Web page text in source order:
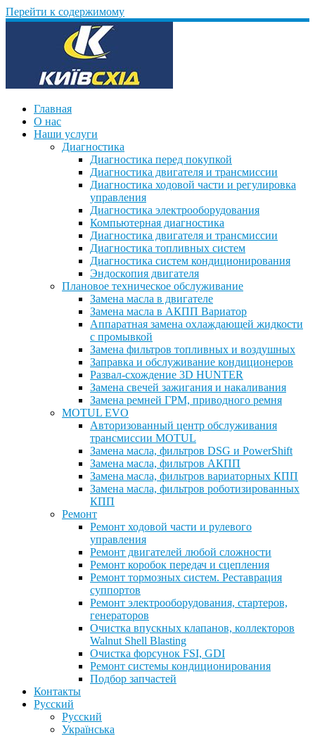
Перейти к содержимому
Главная
О нас
Наши услуги
Диагностика
Диагностика перед покупкой
Диагностика двигателя и трансмиссии
Диагностика ходовой части и регулировка
управления
Диагностика электрооборудования
Компьютерная диагностика
Диагностика двигателя и трансмиссии
Диагностика топливных систем
Диагностика систем кондиционирования
Эндоскопия двигателя
Плановое техническое обслуживание
Замена масла в двигателе
Замена масла в АКПП Вариатор
Аппаратная замена охлаждающей жидкости
с промывкой
Замена фильтров топливных и воздушных
Заправка и обслуживание кондиционеров
Развал-схождение 3D HUNTER
Замена свечей зажигания и накаливания
Замена ремней ГРМ, приводного ремня
MOTUL EVO
Авторизованный центр обслуживания
трансмиссии MOTUL
Замена масла, фильтров DSG и PowerShift
Замена масла, фильтров АКПП
Замена масла, фильтров вариаторных КПП
Замена масла, фильтров роботизированных
КПП
Ремонт
Ремонт ходовой части и рулевого
управления
Ремонт двигателей любой сложности
Ремонт коробок передач и сцепления
Ремонт тормозных систем. Реставрация
суппортов
Ремонт электрооборудования, стартеров,
генераторов
Очистка впускных клапанов, коллекторов
Walnut Shell Blasting
Очистка форсунок FSI, GDI
Ремонт системы кондиционирования
Подбор запчастей
Контакты
Русский
Русский
Українська